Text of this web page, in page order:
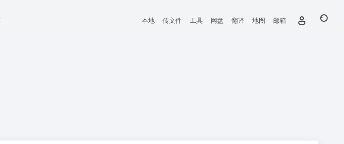
本地 传文件 工具 网盘 翻译 地图 邮箱